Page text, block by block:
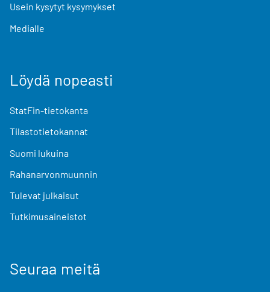
Usein kysytyt kysymykset
Medialle
Löydä nopeasti
StatFin-tietokanta
Tilastotietokannat
Suomi lukuina
Rahanarvonmuunnin
Tulevat julkaisut
Tutkimusaineistot
Seuraa meitä